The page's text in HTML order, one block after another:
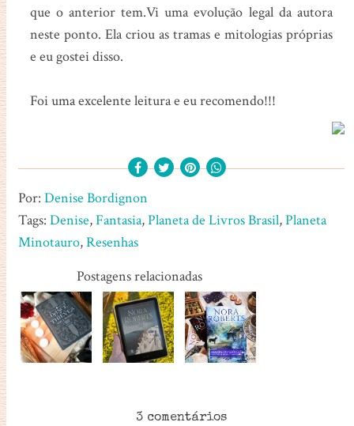
que o anterior tem.Vi uma evolução legal da autora
neste ponto. Ela criou as tramas e mitologias próprias
e eu gostei disso.
Foi uma excelente leitura e eu recomendo!!!
Por: Denise Bordignon
Tags: Denise,Fantasia,Planeta de Livros Brasil,Planeta
Minotauro,Resenhas
Postagens relacionadas
3 comentários